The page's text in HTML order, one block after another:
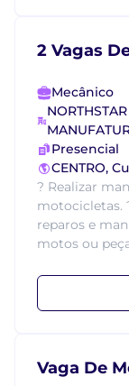
2 Vagas
Mecânico
Presencial
CENTRO,
? Realizar
motocicletas.
reparos e
motos ou
Vaga De